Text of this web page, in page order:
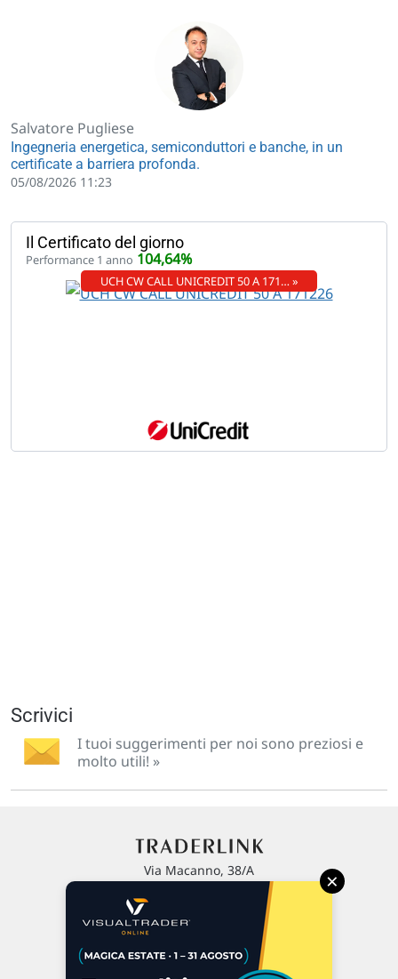
Salvatore Pugliese
Ingegneria energetica, semiconduttori e banche, in un
certificate a barriera profonda.
05/08/2026 11:23
Il Certificato del giorno
Performance 1 anno 104,64%
UCH CW CALL UNICREDIT 50 A 171… »
Scrivici
I tuoi suggerimenti per noi sono preziosi e
molto utili! »
Via Macanno, 38/A
P.IVA 02 452 460 401
Chi siamo
×